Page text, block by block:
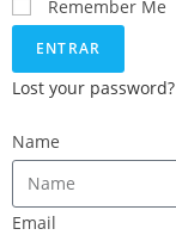
Remember Me
ENTRAR
Lost your password?
Name
Email